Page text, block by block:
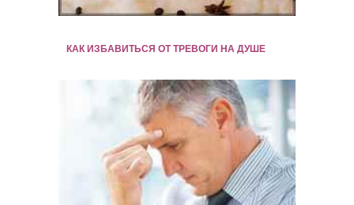
КАК ИЗБАВИТЬСЯ ОТ ТРЕВОГИ НА ДУШЕ